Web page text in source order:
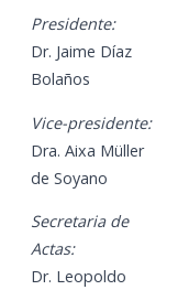
Presidente:
Dr. Jaime Díaz
Bolaños
Vice-presidente:
Dra. Aixa Müller
de Soyano
Secretaria de
Actas:
Dr. Leopoldo